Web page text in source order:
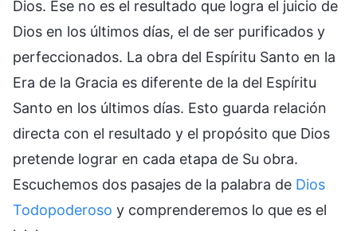
Dios. Ese no es el resultado que logra el juicio de
Dios en los últimos días, el de ser purificados y
perfeccionados. La obra del Espíritu Santo en la
Era de la Gracia es diferente de la del Espíritu
Santo en los últimos días. Esto guarda relación
directa con el resultado y el propósito que Dios
pretende lograr en cada etapa de Su obra.
Escuchemos dos pasajes de la palabra de Dios
Todopoderoso y comprenderemos lo que es el